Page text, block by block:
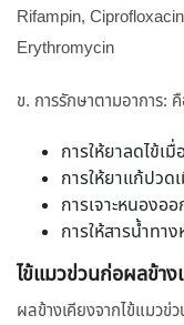
Rifampin,
Erythromycin
ข. การรักษาตามอาการ:
การให้ยาลดไข้เมื่
การให้ยาแก้ปวด
การเจาะหนองอ
การให้สารน้ำทา
ไข้แมวข่วนก่อผลข้าง
ผลข้างเคียงจากไข้แมวข่